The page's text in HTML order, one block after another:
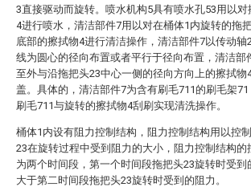
3直接驱动而旋转。喷水机构5具有喷水孔53用以对
4进行喷水，清洁部件7用以对在桶体1内旋转的拖
底部的擦拭物4进行清洁操作，清洁部件7以传动轴
线为圆心的径向布置或者平行于径向布置，清洁部
至外与沿拖把头23中心一侧的径向方向上的擦拭物
盖。具体的，清洁部件7为含有刷毛711的刷毛架71
刷毛711与旋转的擦拭物4刮刷实现清洗操作。
桶体1内设有阻力控制结构，阻力控制结构用以控
23在旋转过程中受到阻力的大小，阻力控制结构的
为两个时间段，第一个时间段拖把头23旋转时受到
大于第二时间段拖把头23旋转时受到的阻力。